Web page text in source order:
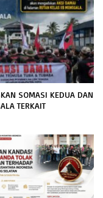
SOMASI KEDUA DAN
TERKAIT